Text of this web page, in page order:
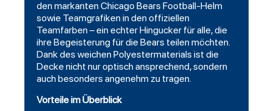
den markanten Chicago Bears Football-Helm
sowie Teamgrafiken in den offiziellen
Teamfarben – ein echter Hingucker für alle, die
ihre Begeisterung für die Bears teilen möchten.
Dank des weichen Polyestermaterials ist die
Decke nicht nur optisch ansprechend, sondern
auch besonders angenehm zu tragen.
Vorteile im Überblick